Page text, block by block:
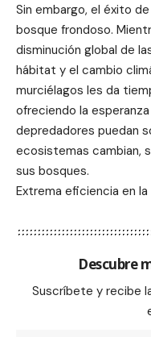
Sin embargo, el éxito
bosque frondoso.
disminución global de
hábitat y el cambio
murciélagos les da
ofreciendo la
depredadores puedan
ecosistemas cambian,
sus bosques.
Extrema eficiencia en
Descubre
Suscríbete y recibe